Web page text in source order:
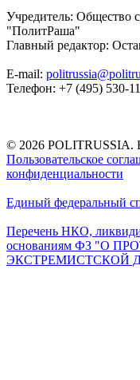
Учредитель: Общество
"ПолитРаша"
Главный редактор:
E-mail:
Телефон: +7 (495) 530-
© 2026 POLITRUSSIA.
Пользовательское
конфиденциальности
Единый федеральный
Перечень НКО,
основаниям ФЗ "О
ЭКСТРЕМИСТСКОЙ